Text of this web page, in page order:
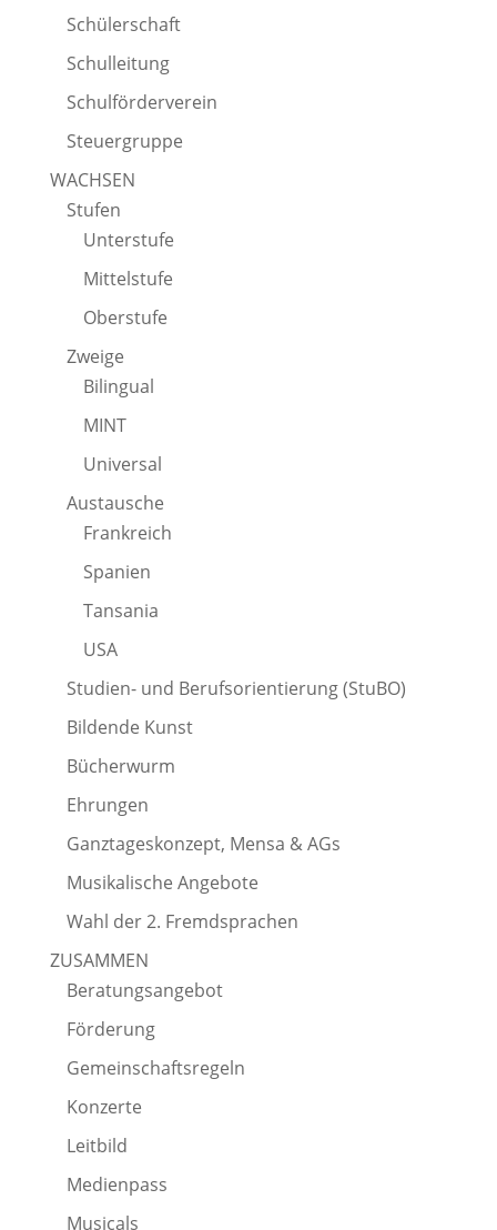
Schülerschaft
Schulleitung
Schulförderverein
Steuergruppe
WACHSEN
Stufen
Unterstufe
Mittelstufe
Oberstufe
Zweige
Bilingual
MINT
Universal
Austausche
Frankreich
Spanien
Tansania
USA
Studien- und Berufsorientierung (StuBO)
Bildende Kunst
Bücherwurm
Ehrungen
Ganztageskonzept, Mensa & AGs
Musikalische Angebote
Wahl der 2. Fremdsprachen
ZUSAMMEN
Beratungsangebot
Förderung
Gemeinschaftsregeln
Konzerte
Leitbild
Medienpass
Musicals